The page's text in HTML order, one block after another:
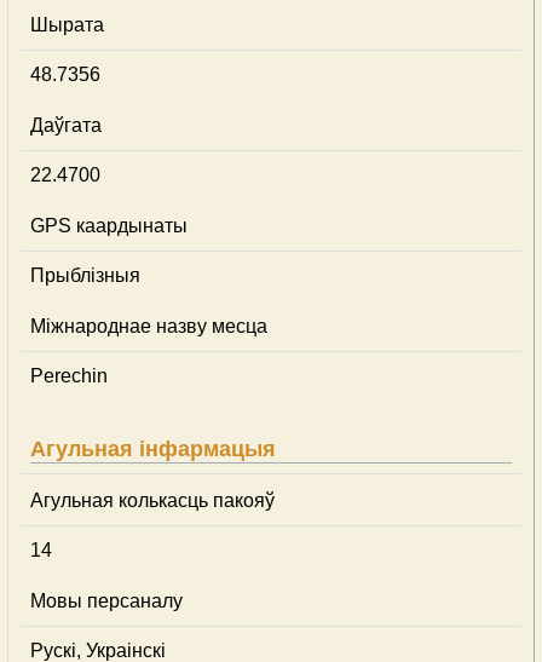
Шырата
48.7356
Даўгата
22.4700
GPS каардынаты
Прыблізныя
Міжнароднае назву месца
Perechin
Агульная інфармацыя
Агульная колькасць пакояў
14
Мовы персаналу
Рускі, Украінскі